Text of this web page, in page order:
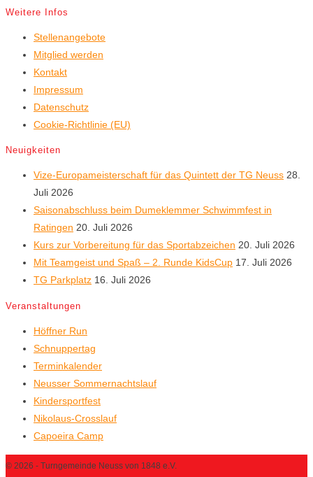
Weitere Infos
Stellenangebote
Mitglied werden
Kontakt
Impressum
Datenschutz
Cookie-Richtlinie (EU)
Neuigkeiten
Vize-Europameisterschaft für das Quintett der TG Neuss 28.
Juli 2026
Saisonabschluss beim Dumeklemmer Schwimmfest in
Ratingen 20. Juli 2026
Kurs zur Vorbereitung für das Sportabzeichen 20. Juli 2026
Mit Teamgeist und Spaß – 2. Runde KidsCup 17. Juli 2026
TG Parkplatz 16. Juli 2026
Veranstaltungen
Höffner Run
Schnuppertag
Terminkalender
Neusser Sommernachtslauf
Kindersportfest
Nikolaus-Crosslauf
Capoeira Camp
© 2026 - Turngemeinde Neuss von 1848 e.V.